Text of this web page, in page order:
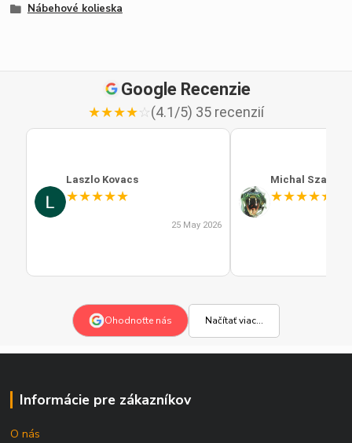
Nábehové kolieska
Google Recenzie
★★★★☆(4.1/5) 35 recenzií
Laszlo Kovacs
★★★★★
25 May 2026
Michal Szabo
★★★★★
Ohodnoťte nás Načítať viac...
Informácie pre zákazníkov
O nás